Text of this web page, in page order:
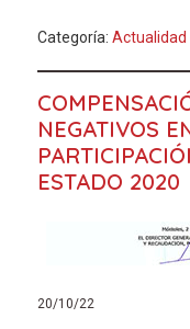
Categoría:
NEGATIVOS
ESTADO 2020
20/10/22